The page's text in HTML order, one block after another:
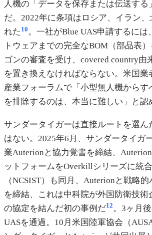
人機の「データを保存または伝送する
だ。2022年に条項はロシア、イラン、
れた 10。一社がBlue UAS申請するには
トウェアまでの完全なBOM（部品表
ゴンの審査を受け、covered country由
を置き換えなければならない。米国業
産業フォーラムで「小型無人機からす
を排除するのは、本当に難しい」と認
サンダータイガーは直接ルートを選ん
はない。2025年6月、サンダータイガ
業Auterionと協力覚書を締結、
ットフォームをOverkillシリーズに統
（NCSIST）も同月、Auterionと戦略
を締結、これは中科院が外国防衛技術
の協定を結んだ初の事例だ12 。3ヶ月
UASを通過。10月米国陸軍協会（